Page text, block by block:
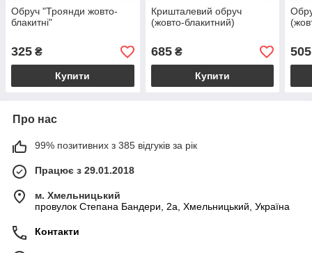
Обруч "Троянди жовто-
блакитні"
325 ₴
Купити
Кришталевий обруч
(жовто-блакитний)
685₴
Купити
505
Про нас
99% позитивних з 385 відгуків за рік
Працює з 29.01.2018
м. Хмельницький
провулок Степана Бандери, 2a, Хмельницький, Україна
Контакти